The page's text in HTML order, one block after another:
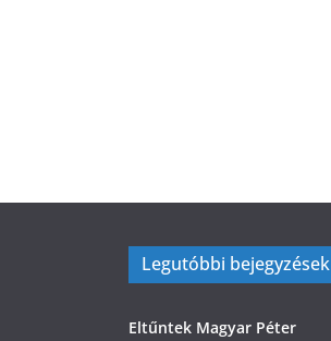
Legutóbbi bejegyzések
Eltűntek Magyar Péter